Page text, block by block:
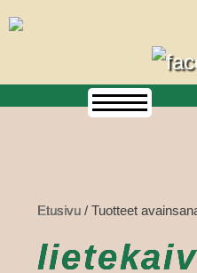
to
Etusivu/ Tuotteet